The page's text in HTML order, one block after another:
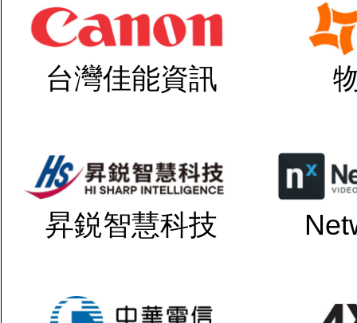
台灣佳能資訊
昇鋭智慧科技